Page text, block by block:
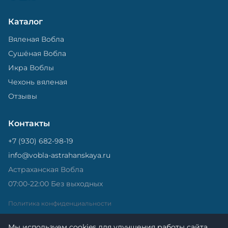
Каталог
Вяленая Вобла
Сушёная Вобла
Икра Воблы
Чехонь вяленая
Отзывы
Контакты
+7 (930) 682-98-19
info@vobla-astrahanskaya.ru
Астраханская Вобла
07:00-22:00 Без выходных
Политика конфиденциальности